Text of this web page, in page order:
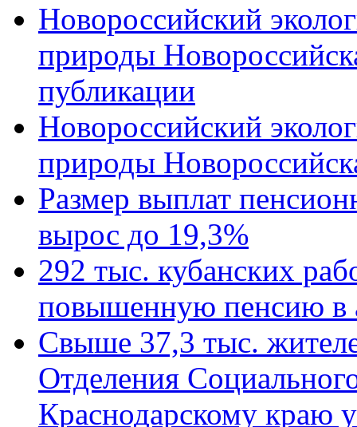
Новороссийский
природы
публикации
Новороссийский
природы
Размер выплат
вырос до 19,3%
292 тыс. кубанских
повышенную пенсию в
Свыше 37,3 тыс.
Отделения
Краснодарскому краю